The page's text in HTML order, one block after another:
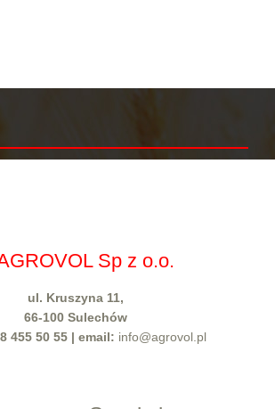
Sp z o.o.
ul. Kruszyna 11,
66-100 Sulechów
455 50 55 | email: info@agrovol.pl